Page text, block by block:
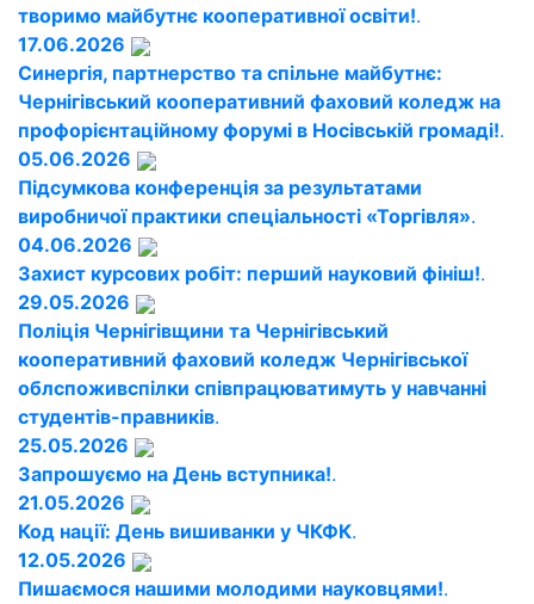
творимо майбутнє кооперативної освіти!.
17.06.2026
Синергія, партнерство та спільне майбутнє:
Чернігівський кооперативний фаховий коледж на
профорієнтаційному форумі в Носівській громаді!.
05.06.2026
Підсумкова конференція за результатами
виробничої практики спеціальності «Торгівля».
04.06.2026
Захист курсових робіт: перший науковий фініш!.
29.05.2026
Поліція Чернігівщини та Чернігівський
кооперативний фаховий коледж Чернігівської
облспоживспілки співпрацюватимуть у навчанні
студентів-правників.
25.05.2026
Запрошуємо на День вступника!.
21.05.2026
Код нації: День вишиванки у ЧКФК.
12.05.2026
Пишаємося нашими молодими науковцями!.